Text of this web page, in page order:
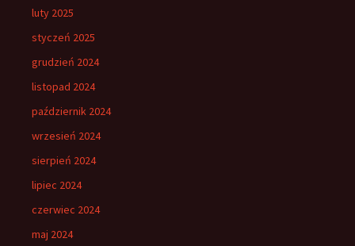
luty 2025
styczeń 2025
grudzień 2024
listopad 2024
październik 2024
wrzesień 2024
sierpień 2024
lipiec 2024
czerwiec 2024
maj 2024